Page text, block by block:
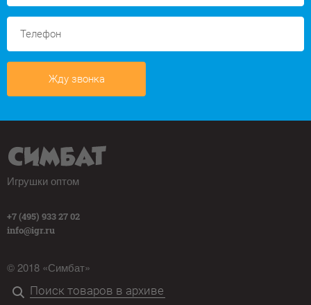
Жду звонка
Игрушки оптом
+7 (495) 933 27 02
info@igr.ru
© 2018 «Симбат»